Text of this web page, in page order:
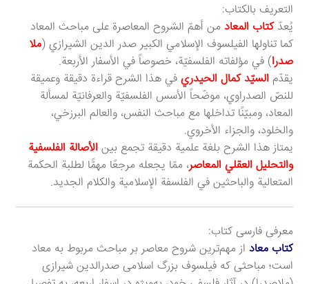
التعريف بالكتاب:
يُعدّكتاب المعاد من أهمّ الشروح المعاصرة على مباحث المعاد
كما تناولها الفيلسوف الإسلامي الكبير صدر الدين الشيرازي (ملا
صدرا) في مؤلفاته الفلسفيّة، خصوصاً في الأسفار الأربعة.
يقدّم السيّد كمال الحيدريفي هذا الشرح قراءة دقيقة وعميقة
للنصّ الصدراوي، موضّحاً الأسس الفلسفيّة والعرفانيّة لمسألة
المعاد، ومبيّنًا تداخلها مع مباحث النفس، والعالم البرزخي،
والخلود، والجزاء الأخروي.
يمتاز هذا الشرح بلغة علمية دقيقة تجمع بين الأصالة الفلسفية
والتحليل العقلي المعاصر، ممّا يجعله مرجعًا مهمًّا لطلبة الحكمة
المتعالية والباحثين في الفلسفة الإسلامية والكلام الجديد.
معرفی فارسی کتاب:
کتاب معاد از مهم‌ترین شروح معاصر بر مباحث مربوط به معاد
است؛ مباحثی که فیلسوف بزرگ اسلامی صدرالدین شیرازی